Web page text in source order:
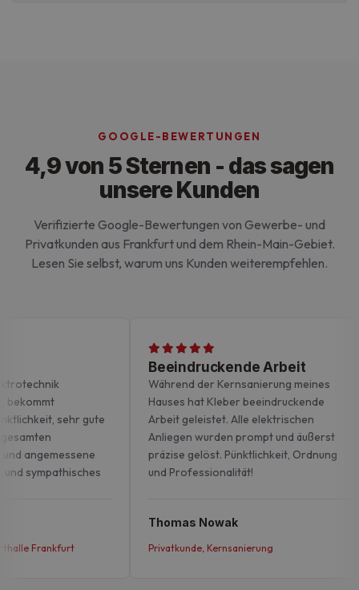
GOOGLE-BEWERTUNGEN
4,9 von 5 Sternen - das sagen
unsere Kunden
Verifizierte Google-Bewertungen von Gewerbe- und
Privatkunden aus Frankfurt und dem Rhein-Main-Gebiet.
Lesen Sie selbst, warum uns Kunden weiterempfehlen.
sehr gute
angemessene
sympathisches
Frankfurt
Beeindruckende Arbeit
Während der Kernsanierung meines
Hauses hat Kleber beeindruckende
Arbeit geleistet. Alle elektrischen
Anliegen wurden prompt und äußerst
präzise gelöst. Pünktlichkeit, Ordnung
und Professionalität!
Thomas Nowak
Privatkunde, Kernsanierung